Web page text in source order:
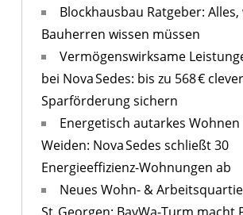
Blockhausbau Ratgeber: Alles,
Bauherren wissen müssen
Vermögenswirksame
bei Nova Sedes: bis zu 568 €
Sparförderung sichern
Energetisch autarkes Wohnen
Weiden: Nova Sedes schließt 30
Energieeffizienz-Wohnungen ab
Neues Wohn- &